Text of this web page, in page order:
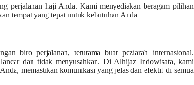
perjalanan haji Anda. Kami menyediakan beragam pilihan
tempat yang tepat untuk kebutuhan Anda.
biro perjalanan, terutama buat peziarah internasional.
dan tidak menyusahkan. Di Alhijaz Indowisata, kami
memastikan komunikasi yang jelas dan efektif di semua